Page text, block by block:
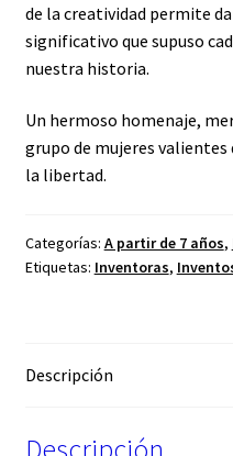
de la creatividad permite
significativo que supuso
nuestra historia.
Un hermoso homenaje,
grupo de mujeres
la libertad.
Categorías: A partir de 7 años,
Etiquetas: Inventoras,
Descripción
Descripción